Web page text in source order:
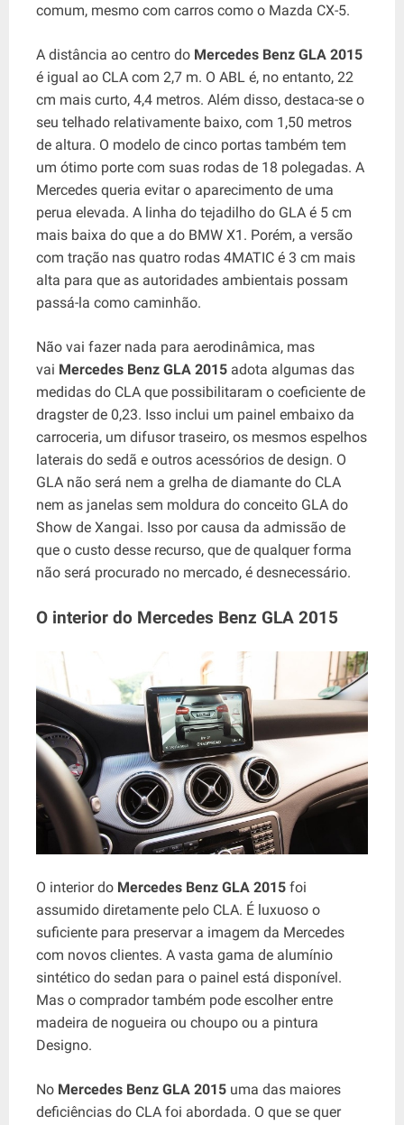
comum, mesmo com carros como o Mazda CX-5.
A distância ao centro do Mercedes Benz GLA 2015
é igual ao CLA com 2,7 m. O ABL é, no entanto, 22
cm mais curto, 4,4 metros. Além disso, destaca-se o
seu telhado relativamente baixo, com 1,50 metros
de altura. O modelo de cinco portas também tem
um ótimo porte com suas rodas de 18 polegadas. A
Mercedes queria evitar o aparecimento de uma
perua elevada. A linha do tejadilho do GLA é 5 cm
mais baixa do que a do BMW X1. Porém, a versão
com tração nas quatro rodas 4MATIC é 3 cm mais
alta para que as autoridades ambientais possam
passá-la como caminhão.
Não vai fazer nada para aerodinâmica, mas
vai Mercedes Benz GLA 2015 adota algumas das
medidas do CLA que possibilitaram o coeficiente de
dragster de 0,23. Isso inclui um painel embaixo da
carroceria, um difusor traseiro, os mesmos espelhos
laterais do sedã e outros acessórios de design. O
GLA não será nem a grelha de diamante do CLA
nem as janelas sem moldura do conceito GLA do
Show de Xangai. Isso por causa da admissão de
que o custo desse recurso, que de qualquer forma
não será procurado no mercado, é desnecessário.
O interior do Mercedes Benz GLA 2015
O interior do Mercedes Benz GLA 2015 foi
assumido diretamente pelo CLA. É luxuoso o
suficiente para preservar a imagem da Mercedes
com novos clientes. A vasta gama de alumínio
sintético do sedan para o painel está disponível.
Mas o comprador também pode escolher entre
madeira de nogueira ou choupo ou a pintura
Designo.
No Mercedes Benz GLA 2015 uma das maiores
deficiências do CLA foi abordada. O que se quer